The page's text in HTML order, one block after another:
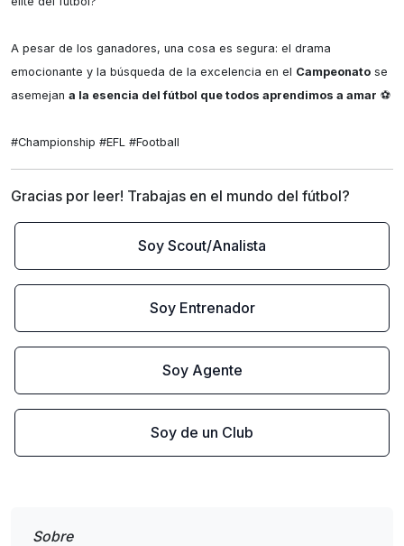
A pesar de los ganadores, una cosa es segura: el drama
emocionante y la búsqueda de la excelencia en el Campeonato se
asemejan a la esencia del fútbol que todos aprendimos a amar ⚽
#Championship #EFL #Football
Gracias por leer! Trabajas en el mundo del fútbol?
Soy Scout/Analista
Soy Entrenador
Soy Agente
Soy de un Club
Sobre